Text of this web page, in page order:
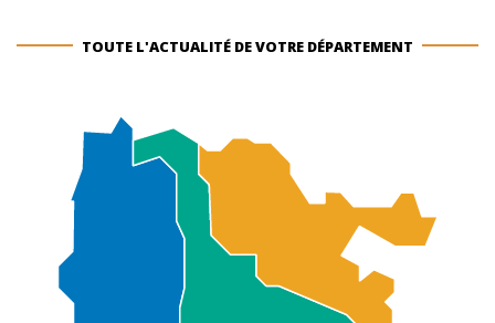
TOUTE L'ACTUALITÉ DE VOTRE DÉPARTEMENT